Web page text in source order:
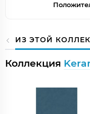
ИЗ ЭТОЙ
Коллекция